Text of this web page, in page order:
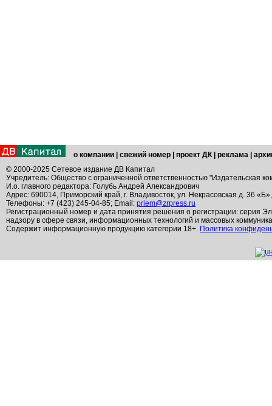
о компании свежий номер проект ДК реклама
© 2000-2025 Сетевое издание ДВ Капитал
Учредитель: Общество с ограниченной ответственностью "Издательская
И.о. главного редактора: Голубь Андрей Александрович
Адрес: 690014, Приморский край, г. Владивосток, ул. Некрасовская д. 36
Телефоны: +7 (423) 245-04-85; Email: priem@zrpress.ru
Регистрационный номер и дата принятия решения о регистрации: серия
надзору в сфере связи, информационных технологий и массовых
Содержит информационную продукцию категории 18+. Политика